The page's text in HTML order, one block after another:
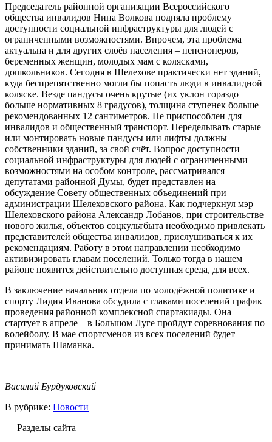
Председатель районной организации Всероссийского
общества инвалидов Нина Волкова подняла проблему
доступности социальной инфраструктуры для людей с
ограниченными возможностями. Впрочем, эта проблема
актуальна и для других слоёв населения – пенсионеров,
беременных женщин, молодых мам с колясками,
дошкольников. Сегодня в Шелехове практически нет зданий,
куда беспрепятственно могли бы попасть люди в инвалидной
коляске. Везде пандусы очень крутые (их уклон гораздо
больше нормативных 8 градусов), толщина ступенек больше
рекомендованных 12 сантиметров. Не приспособлен для
инвалидов и общественный транспорт. Переделывать старые
или монтировать новые пандусы или лифты должны
собственники зданий, за свой счёт. Вопрос доступности
социальной инфраструктуры для людей с ограниченными
возможностями на особом контроле, рассматривался
депутатами районной Думы, будет представлен на
обсуждение Совету общественных объединений при
администрации Шелеховского района. Как подчеркнул мэр
Шелеховского района Александр Лобанов, при строительстве
нового жилья, объектов соцкультбыта необходимо привлекать
представителей общества инвалидов, прислушиваться к их
рекомендациям. Работу в этом направлении необходимо
активизировать главам поселений. Только тогда в нашем
районе появится действительно доступная среда, для всех.
В заключение начальник отдела по молодёжной политике и
спорту Лидия Иванова обсудила с главами поселений график
проведения районной комплексной спартакиады. Она
стартует в апреле – в Большом Луге пройдут соревнования по
волейболу. В мае спортсменов из всех поселений будет
принимать Шаманка.
Василий Бурдуковский
В рубрике: Новости
Разделы сайта